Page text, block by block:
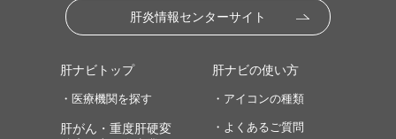
肝炎情報センターサイト
肝ナビトップ
・医療機関を探す
肝がん・重度肝硬変
肝ナビの使い方
・アイコンの種類
・よくあるご質問